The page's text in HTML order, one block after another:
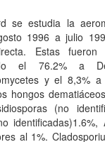
se estudia la
1996 a julio
Estas
el 76.2% a
y el 8,3%
hongos
(no
al 1%.